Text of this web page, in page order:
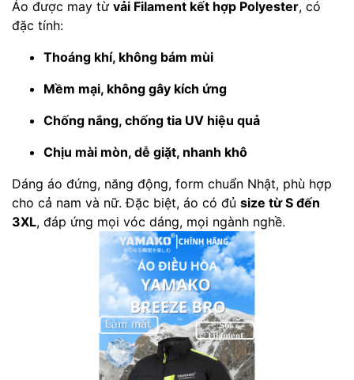
Áo được may từ vải Filament kết hợp Polyester, có
đặc tính:
Thoáng khí, không bám mùi
Mềm mại, không gây kích ứng
Chống nắng, chống tia UV hiệu quả
Chịu mài mòn, dễ giặt, nhanh khô
Dáng áo đứng, năng động, form chuẩn Nhật, phù hợp
cho cả nam và nữ. Đặc biệt, áo có đủ size từ S đến
3XL, đáp ứng mọi vóc dáng, mọi ngành nghề.